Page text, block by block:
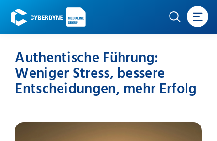
Authentische Führung:
Weniger Stress, bessere
Entscheidungen, mehr Erfolg